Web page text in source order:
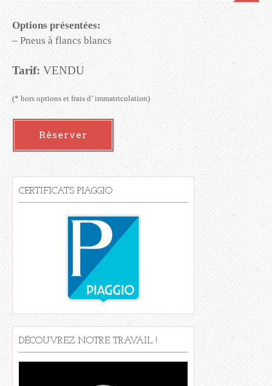
Options présentées:
– Pneus à flancs blancs
Tarif: VENDU
(* hors options et frais d’ immatriculation)
Réserver
CERTIFICATS PIAGGIO
DÉCOUVREZ NOTRE TRAVAIL !